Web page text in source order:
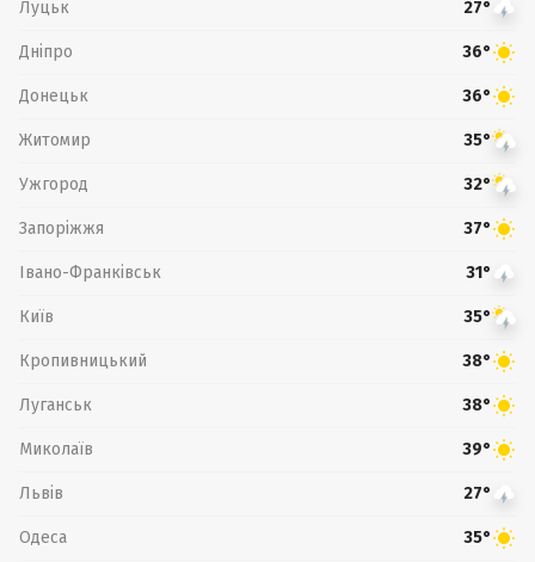
Луцьк 27°
Дніпро 36°
Донецьк 36°
Житомир 35°
Ужгород 32°
Запоріжжя 37°
Івано-Франківськ 31°
Київ 35°
Кропивницький 38°
Луганськ 38°
Миколаїв 39°
Львів 27°
Одеса 35°